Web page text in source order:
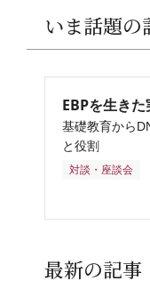
いま話題の
EBPを生き
基礎教育から
と役割
対談・座談会
最新の記事